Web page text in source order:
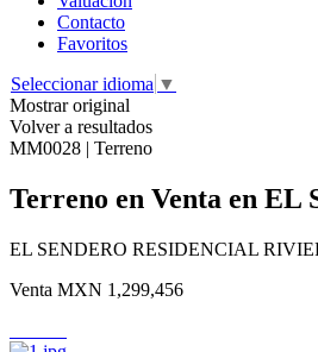
Contacto
Favoritos
Seleccionar idioma ▼
Mostrar original
Volver a resultados
MM0028 | Terreno
Terreno en Venta en EL
EL SENDERO RESIDENCIAL
Venta MXN 1,299,456